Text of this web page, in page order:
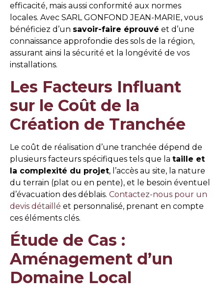
efficacité, mais aussi conformité aux normes
locales. Avec SARL GONFOND JEAN-MARIE, vous
bénéficiez d’un savoir-faire éprouvé et d’une
connaissance approfondie des sols de la région,
assurant ainsi la sécurité et la longévité de vos
installations.
Les Facteurs Influant
sur le Coût de la
Création de Tranchée
Le coût de réalisation d’une tranchée dépend de
plusieurs facteurs spécifiques tels que la taille et
la complexité du projet, l’accès au site, la nature
du terrain (plat ou en pente), et le besoin éventuel
d’évacuation des déblais. Contactez-nous pour un
devis détaillé et personnalisé, prenant en compte
ces éléments clés.
Étude de Cas :
Aménagement d’un
Domaine Local